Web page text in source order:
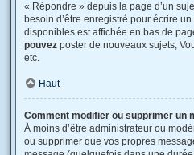
« Répondre » depuis la page d’un
besoin d’être enregistré pour écrire
disponibles est affichée en bas de
pouvez poster de nouveaux sujets,
etc.
Haut
Comment modifier ou supprimer un
À moins d’être administrateur ou
ou supprimer que vos propres